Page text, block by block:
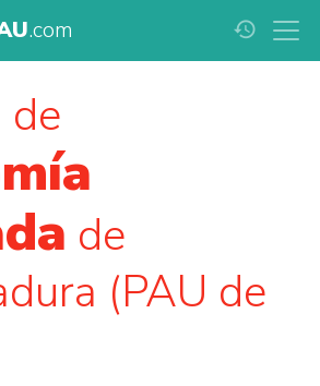
.com history
de
de
(PAU de